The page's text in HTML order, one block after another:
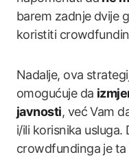
barem zadnje dvije
koristiti
Nadalje, ova
omogućuje da
javnosti, već Vam
i/ili korisnika
crowdfundinga je